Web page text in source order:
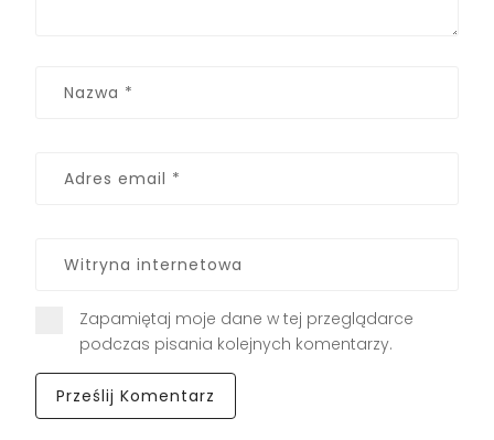
Zapamiętaj moje dane w tej przeglądarce
podczas pisania kolejnych komentarzy.